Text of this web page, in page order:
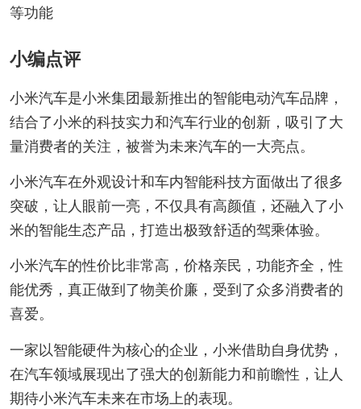
等功能
小编点评
小米汽车是小米集团最新推出的智能电动汽车品牌，
结合了小米的科技实力和汽车行业的创新，吸引了大
量消费者的关注，被誉为未来汽车的一大亮点。
小米汽车在外观设计和车内智能科技方面做出了很多
突破，让人眼前一亮，不仅具有高颜值，还融入了小
米的智能生态产品，打造出极致舒适的驾乘体验。
小米汽车的性价比非常高，价格亲民，功能齐全，性
能优秀，真正做到了物美价廉，受到了众多消费者的
喜爱。
一家以智能硬件为核心的企业，小米借助自身优势，
在汽车领域展现出了强大的创新能力和前瞻性，让人
期待小米汽车未来在市场上的表现。